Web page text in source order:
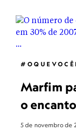
Marfim
o
5 de novembro de